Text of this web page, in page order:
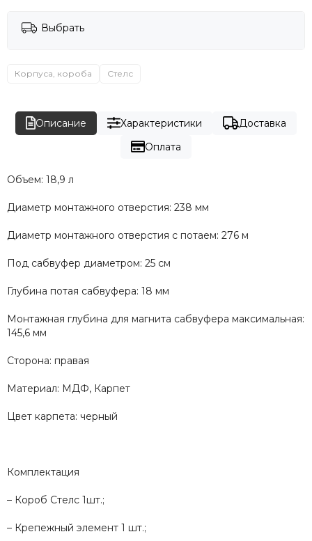
Выбрать
Корпуса, короба Стелс
Описание Характеристики
Доставка
Оплата
Объем: 18,9 л
Диаметр монтажного отверстия: 238 мм
Диаметр монтажного отверстия с потаем: 276 м
Под сабвуфер диаметром: 25 см
Глубина потая сабвуфера: 18 мм
Монтажная глубина для магнита сабвуфера максимальная:
145,6 мм
Сторона: правая
Материал: МДФ, Карпет
Цвет карпета: черный
Комплектация
– Короб Стелс 1шт.;
– Крепежный элемент 1 шт.;